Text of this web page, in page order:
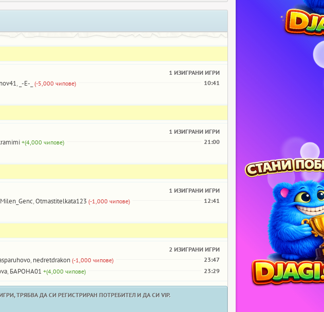
1 ИЗИГРАНИ ИГРИ
, _-E-_ (-5,000 чипове) 10:41
1 ИЗИГРАНИ ИГРИ
+(4,000 чипове) 21:00
1 ИЗИГРАНИ ИГРИ
Milen_Genc,Otmastitelkata123 (-1,000 чипове) 12:41
2 ИЗИГРАНИ ИГРИ
, nedretdrakon (-1,000 чипове) 23:47
, БАРОНА01 +(4,000 чипове) 23:29
ТРЯБВА ДА СИ РЕГИСТРИРАН ПОТРЕБИТЕЛ И ДА СИ VIP.